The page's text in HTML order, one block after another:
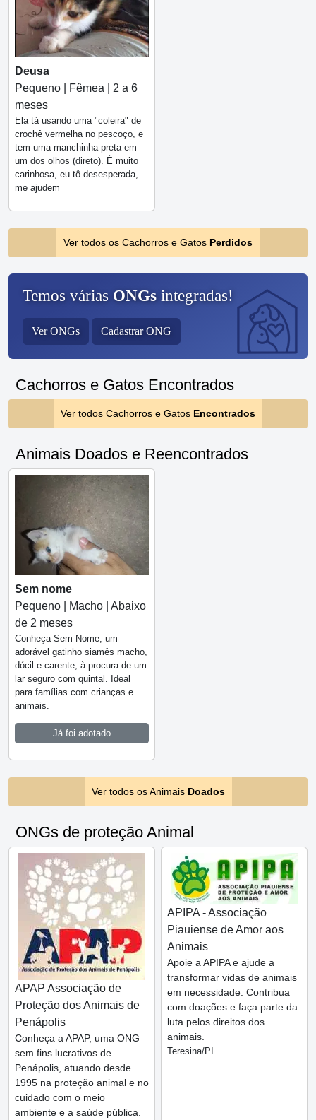
Deusa
Pequeno | Fêmea | 2 a 6
meses
Ela tá usando uma "coleira" de
crochê vermelha no pescoço, e
tem uma manchinha preta em
um dos olhos (direto). É muito
carinhosa, eu tô desesperada,
me ajudem
Ver todos os Cachorros e Gatos Perdidos
Temos várias ONGs integradas!
Ver ONGs Cadastrar ONG
Cachorros e Gatos Encontrados
Ver todos Cachorros e Gatos Encontrados
Animais Doados e Reencontrados
Sem nome
Pequeno | Macho | Abaixo
de 2 meses
Conheça Sem Nome, um
adorável gatinho siamês macho,
dócil e carente, à procura de um
lar seguro com quintal. Ideal
para famílias com crianças e
animais.
Já foi adotado
Ver todos os Animais Doados
ONGs de proteção Animal
APAP Associação de
Proteção dos Animais de
Penápolis
Conheça a APAP, uma ONG
sem fins lucrativos de
Penápolis, atuando desde
1995 na proteção animal e no
cuidado com o meio
ambiente e a saúde pública.
APIPA - Associação
Piauiense de Amor aos
Animais
Apoie a APIPA e ajude a
transformar vidas de animais
em necessidade. Contribua
com doações e faça parte da
luta pelos direitos dos
animais.
Teresina/PI